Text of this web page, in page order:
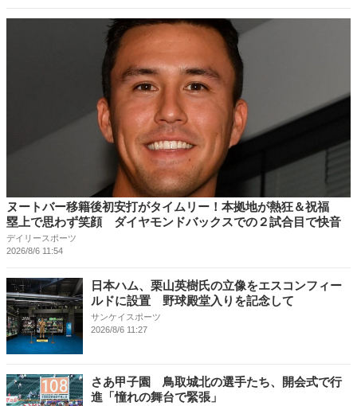
ヌートバー移籍後初安打がタイムリー！本拠地が熱狂＆祝福
塁上で思わず笑顔 ダイヤモンドバックスでの２試合目で快音
デイリースポーツ
2026/8/6 11:54
日本ハム、栗山英樹氏の立像をエスコンフィー
ルドに設置 野球殿堂入りを記念して
サンケイスポーツ
2026/8/6 11:27
さあ甲子園 鳥取城北の選手たち、開会式で行
進「憧れの舞台で緊張」